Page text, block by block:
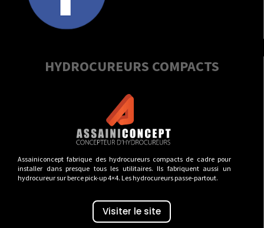
HYDROCUREURS COMPACTS
Assainiconcept fabrique des hydrocureurs compacts de cadre pour
installer dans presque tous les utilitaires. Ils fabriquent aussi un
hydrocureur sur berce pick-up 4×4. Les hydrocureurs passe-partout.
Visiter le site